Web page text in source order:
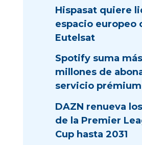
Hispasat quiere
espacio europeo
Eutelsat
Spotify suma
millones de
servicio prémium
DAZN renueva
de la Premier
Cup hasta 2031